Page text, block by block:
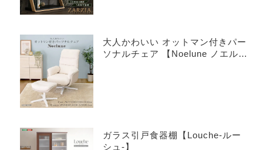
大人かわいい オットマン付きパー
ソナルチェア 【Noelune ノエル
ガラス引戸食器棚【Louche-ルー
シュ-】